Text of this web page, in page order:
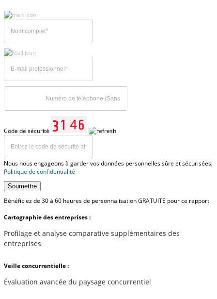
Code de sécurité
Nous nous engageons à garder vos données personnelles sûre et sécurisées,
Politique de confidentialité
Soumettre
Bénéficiez de 30 à 60 heures de personnalisation GRATUITE pour ce rapport
Cartographie des entreprises :
Profilage et analyse comparative supplémentaires des
entreprises
Veille concurrentielle :
Évaluation avancée du paysage concurrentiel